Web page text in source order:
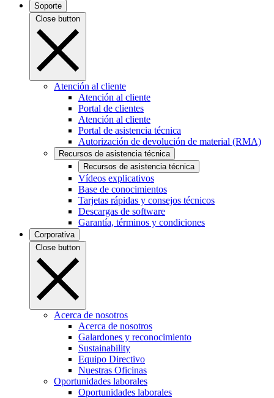
Soporte
Close button
Atención al cliente
Atención al cliente
Portal de clientes
Atención al cliente
Portal de asistencia técnica
Autorización de devolución de material (RMA)
Recursos de asistencia técnica
Recursos de asistencia técnica
Vídeos explicativos
Base de conocimientos
Tarjetas rápidas y consejos técnicos
Descargas de software
Garantía, términos y condiciones
Corporativa
Close button
Acerca de nosotros
Acerca de nosotros
Galardones y reconocimiento
Sustainability
Equipo Directivo
Nuestras Oficinas
Oportunidades laborales
Oportunidades laborales